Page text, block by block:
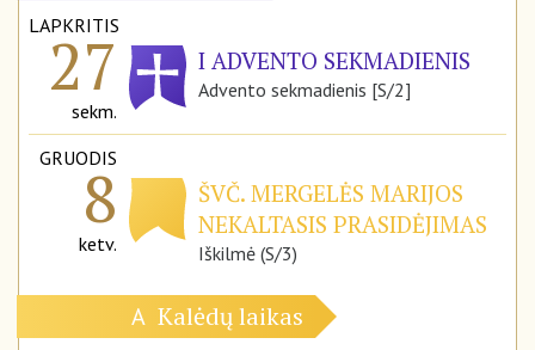
LAPKRITIS
27
sekm.
I ADVENTO SEKMADIENIS
Advento sekmadienis [S/2]
GRUODIS
8
ketv.
ŠVČ. MERGELĖS MARIJOS
NEKALTASIS PRASIDĖJIMAS
Iškilmė (S/3)
A Kalėdų laikas